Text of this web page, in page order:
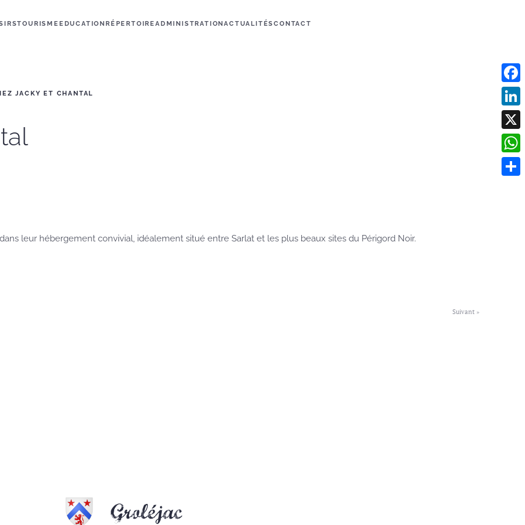
TOURISMEEDUCATIONRÉPERTOIREADMINISTRATIONACTUALITÉSCONTACT
JACKY ET CHANTAL
leur hébergement convivial, idéalement situé entre Sarlat et les plus beaux sites du Périgord Noir.
Suivant »
X